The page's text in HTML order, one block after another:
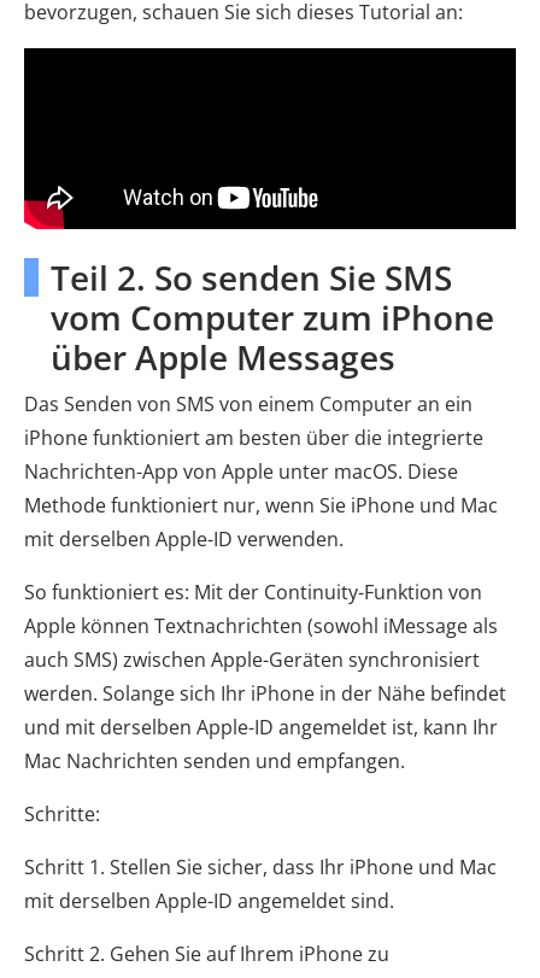
bevorzugen, schauen Sie sich dieses Tutorial an:
Teil 2. So senden Sie SMS
vom Computer zum iPhone
über Apple Messages
Das Senden von SMS von einem Computer an ein
iPhone funktioniert am besten über die integrierte
Nachrichten-App von Apple unter macOS. Diese
Methode funktioniert nur, wenn Sie iPhone und Mac
mit derselben Apple-ID verwenden.
So funktioniert es: Mit der Continuity-Funktion von
Apple können Textnachrichten (sowohl iMessage als
auch SMS) zwischen Apple-Geräten synchronisiert
werden. Solange sich Ihr iPhone in der Nähe befindet
und mit derselben Apple-ID angemeldet ist, kann Ihr
Mac Nachrichten senden und empfangen.
Schritte:
Schritt 1. Stellen Sie sicher, dass Ihr iPhone und Mac
mit derselben Apple-ID angemeldet sind.
Schritt 2. Gehen Sie auf Ihrem iPhone zu